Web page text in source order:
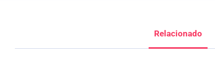
Relacionado